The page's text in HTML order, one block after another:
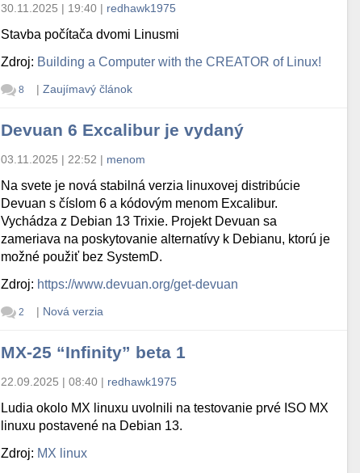
30.11.2025 | 19:40 | redhawk1975
Stavba počítača dvomi Linusmi
Zdroj: Building a Computer with the CREATOR of Linux!
8 | Zaujímavý článok
Devuan 6 Excalibur je vydaný
03.11.2025 | 22:52 | menom
Na svete je nová stabilná verzia linuxovej distribúcie
Devuan s číslom 6 a kódovým menom Excalibur.
Vychádza z Debian 13 Trixie. Projekt Devuan sa
zameriava na poskytovanie alternatívy k Debianu, ktorú je
možné použiť bez SystemD.
Zdroj: https://www.devuan.org/get-devuan
2 | Nová verzia
MX-25 “Infinity” beta 1
22.09.2025 | 08:40 | redhawk1975
Ludia okolo MX linuxu uvolnili na testovanie prvé ISO MX
linuxu postavené na Debian 13.
Zdroj: MX linux